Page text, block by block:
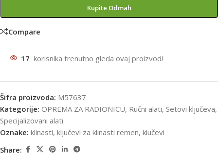
Kupite Odmah
Compare
17 korisnika trenutno gleda ovaj proizvod!
Šifra proizvoda: M57637
Kategorije: OPREMA ZA RADIONICU, Ručni alati, Setovi ključeva,
Specijalizovani alati
Oznake: klinasti, ključevi za klinasti remen, klučevi
Share: